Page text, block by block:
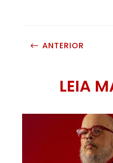
# ANTERIOR
LEIA